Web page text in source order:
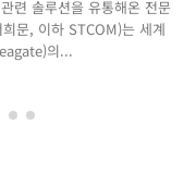
련 솔루션을 유통해온 전문
문, 이하 STCOM)는 세계
의...